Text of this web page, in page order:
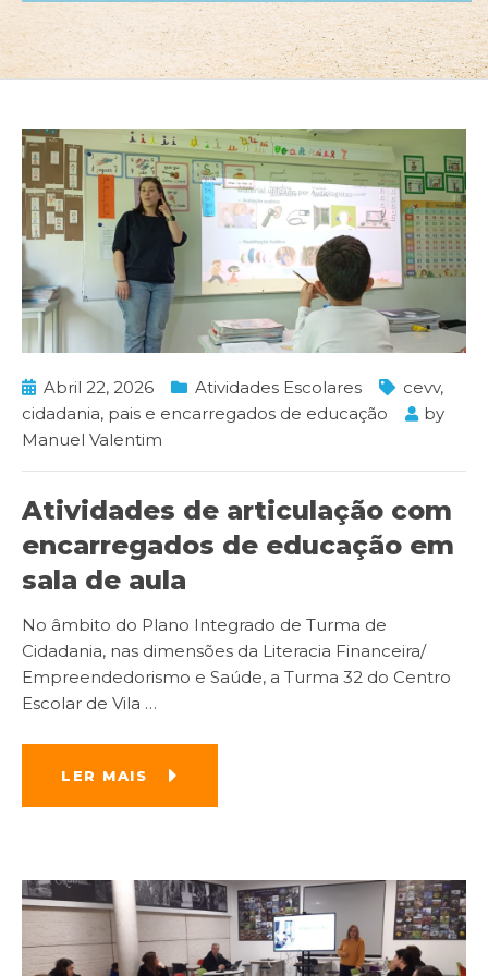
Abril 22, 2026 Atividades Escolares cevv,
cidadania, pais e encarregados de educação
by
Manuel Valentim
Atividades de articulação com
encarregados de educação em
sala de aula
No âmbito do Plano Integrado de Turma de
Cidadania, nas dimensões da Literacia Financeira/
Empreendedorismo e Saúde, a Turma 32 do Centro
Escolar de Vila …
LER MAIS